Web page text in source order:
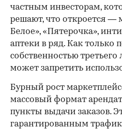
частным инвесторам,
решают, что откроется —
Белое», «Пятерочка»,
аптеки в ряд. Как только
собственностью
может запретить
Бурный рост
массовый формат
пункты выдачи заказов.
гарантированным